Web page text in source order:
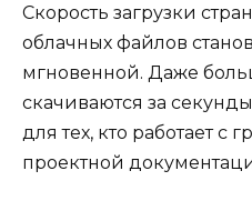
Скорость загрузки
облачных файлов
мгновенной. Даже
скачиваются за
для тех, кто работает с
проектной